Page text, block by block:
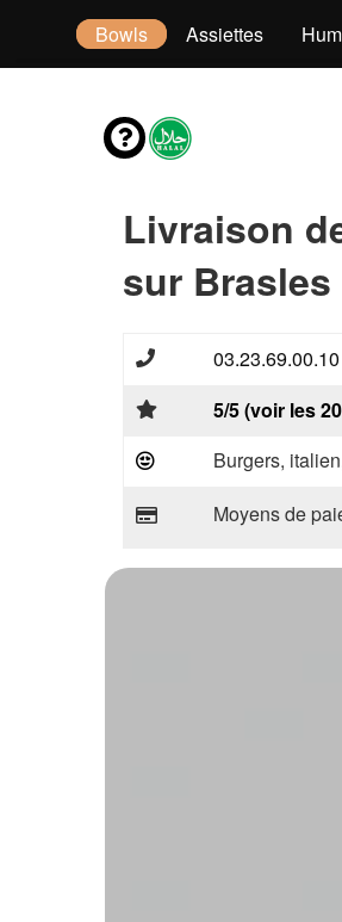
Bowls Assiettes
Livraison
sur Brasles
03.23.69.00.10
5/5 (voir les
Burgers,
Moyens de